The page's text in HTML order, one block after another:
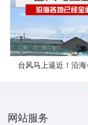
网站服务